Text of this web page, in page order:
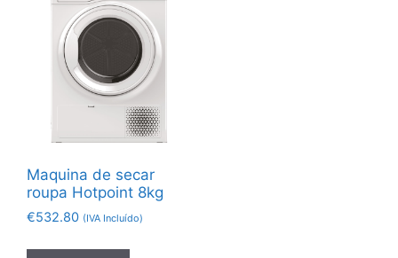
Maquina de secar
roupa Hotpoint 8kg
€532.80 (IVA Incluído)